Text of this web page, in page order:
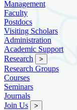
Management
Faculty
Postdocs
Visiting Scholars
Administration
Academic Support
Research
>
Research Groups
Courses
Seminars
Journals
Join Us
>